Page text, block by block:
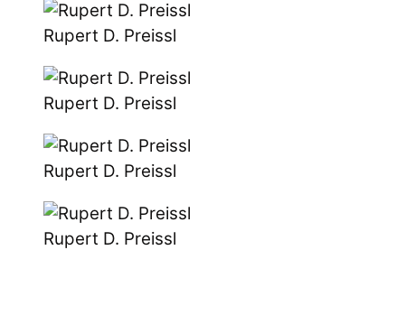
Rupert D. Preissl
Rupert D. Preissl
Rupert D. Preissl
Rupert D. Preissl